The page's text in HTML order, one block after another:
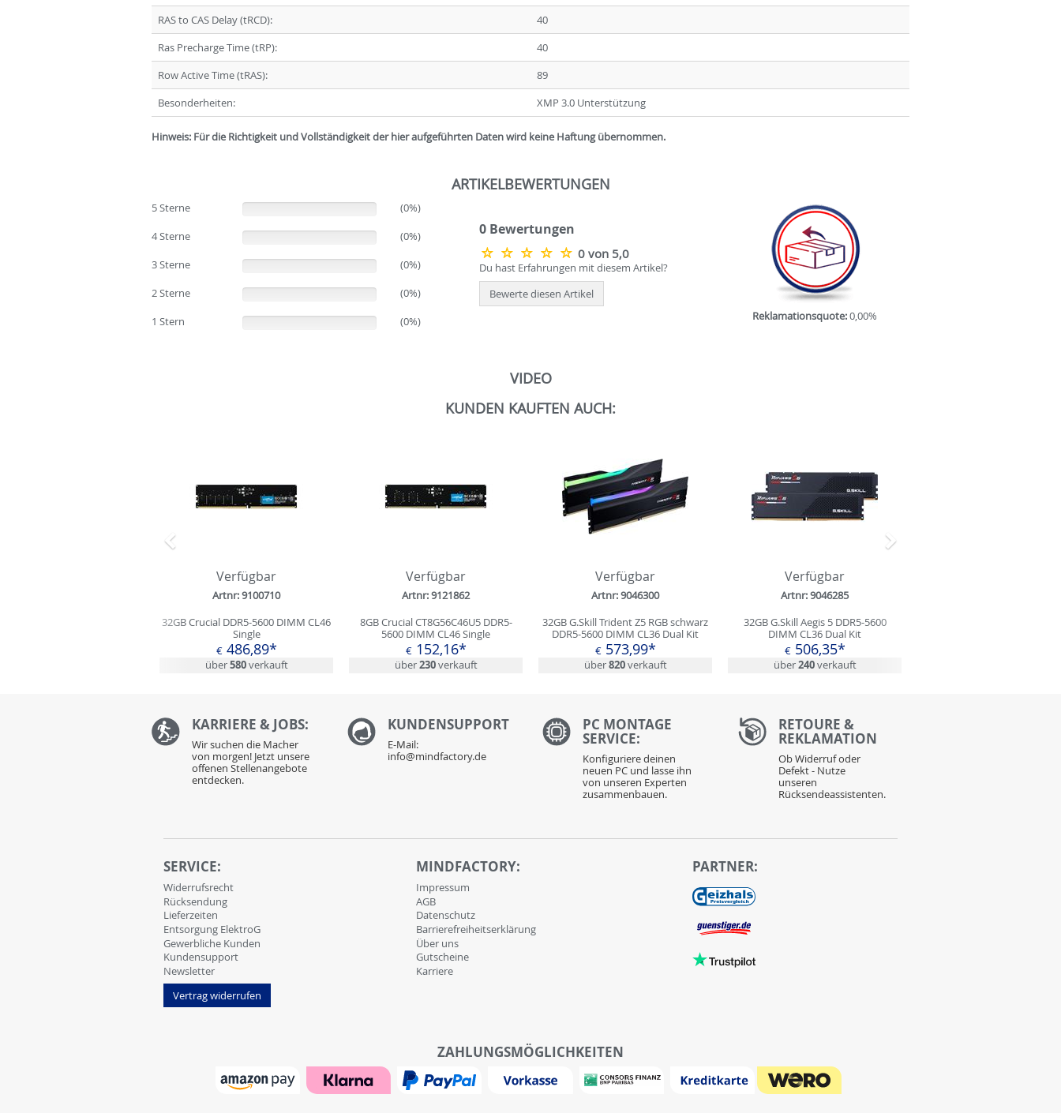
RAS to CAS Delay (tRCD):
40
Ras Precharge Time (tRP):
40
Row Active Time (tRAS):
89
Besonderheiten:
XMP 3.0 Unterstützung
Hinweis: Für die Richtigkeit und Vollständigkeit der hier aufgeführten Daten wird keine Haftung übernommen.
ARTIKELBEWERTUNGEN
5 Sterne
(0%)
4 Sterne
(0%)
3 Sterne
(0%)
2 Sterne
(0%)
1 Stern
(0%)
0 Bewertungen
0 von 5,0
Du hast Erfahrungen mit diesem Artikel?
Bewerte diesen Artikel
Reklamationsquote:0,00%
VIDEO
KUNDEN KAUFTEN AUCH:
Verfügbar
Artnr: 9100710
32GB Crucial DDR5-5600 DIMM CL46
Single
€486,89*
über580verkauft
Verfügbar
Artnr: 9121862
8GB Crucial CT8G56C46U5 DDR5-
5600 DIMM CL46 Single
€152,16*
über230verkauft
Verfügbar
Artnr: 9046300
32GB G.Skill Trident Z5 RGB schwarz
DDR5-5600 DIMM CL36 Dual Kit
€573,99*
über820verkauft
Verfügbar
Artnr: 9046285
32GB G.Skill Aegis 5 DDR5-5600
DIMM CL36 Dual Kit
€506,35*
über240verkauft
Zurück Nächstes
KARRIERE & JOBS:
Wir suchen die Macher
von morgen! Jetzt unsere
offenen Stellenangebote
entdecken.
KUNDENSUPPORT
E-Mail:
info@mindfactory.de
PC MONTAGE
SERVICE:
Konfiguriere deinen
neuen PC und lasse ihn
von unseren Experten
zusammenbauen.
RETOURE &
REKLAMATION
Ob Widerruf oder
Defekt - Nutze
unseren
Rücksendeassistenten.
SERVICE:
Widerrufsrecht
Rücksendung
Lieferzeiten
Entsorgung ElektroG
Gewerbliche Kunden
Kundensupport
Newsletter
Vertrag widerrufen
MINDFACTORY:
Impressum
AGB
Datenschutz
Barrierefreiheitserklärung
Über uns
Gutscheine
Karriere
PARTNER:
ZAHLUNGSMÖGLICHKEITEN